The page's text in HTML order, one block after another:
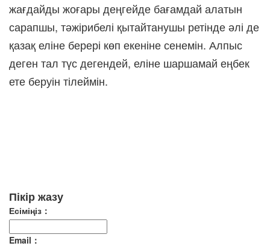
жағдайды жоғары деңгейде бағамдай алатын
сарапшы, тәжірибелі қытайтанушы ретінде әлі де
қазақ еліне берері көп екеніне сенемін. Алпыс
деген тал түс дегендей, еліне шаршамай еңбек
ете беруін тілеймін.
Пікір жазу
Есіміңіз：
Email：